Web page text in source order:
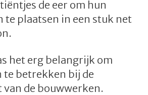
de eer om hun
te plaatsen in een stuk net
het erg belangrijk om
te betrekken bij de
de bouwwerken.